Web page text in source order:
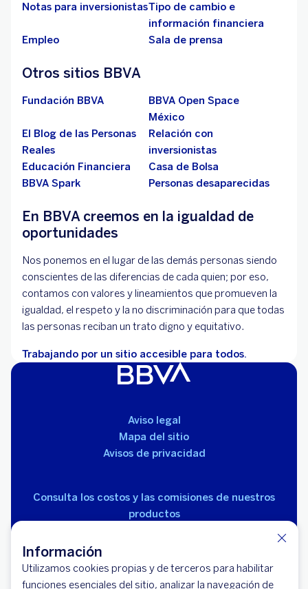
Información
Utilizamos cookies propias y de terceros para habilitar
funciones esenciales del sitio, analizar la navegación de
Notas para inversionistasTipo de cambio e
información financiera
Empleo
Sala de prensa
Otros sitios BBVA
Fundación BBVA
BBVA Open Space
México
El Blog de las Personas
Reales
Relación con
inversionistas
Educación Financiera
Casa de Bolsa
BBVA Spark
Personas desaparecidas
En BBVA creemos en la igualdad de
oportunidades
Nos ponemos en el lugar de las demás personas siendo
conscientes de las diferencias de cada quien; por eso,
contamos con valores y lineamientos que promueven la
igualdad, el respeto y la no discriminación para que todas
las personas reciban un trato digno y equitativo.
Trabajando por un sitio accesible para todos.
Aviso legal
Mapa del sitio
Avisos de privacidad
Consulta los costos y las comisiones de nuestros
productos